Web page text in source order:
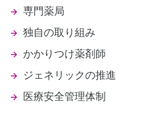
専門薬局
独自の取り組み
かかりつけ薬剤師
ジェネリックの推進
医療安全管理体制